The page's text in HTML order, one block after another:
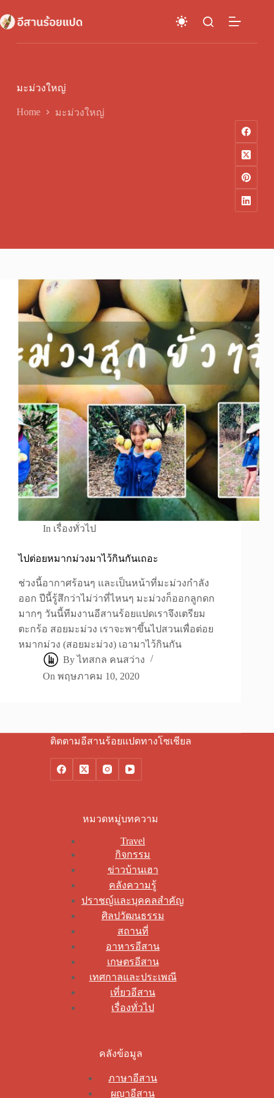
to
content
มะม่วงใหญ่
Home มะม่วงใหญ่
In เรื่องทั่วไป
ไปต่อยหมากม่วงมาไว้กินกันเถอะ
ช่วงนี้อากาศร้อนๆ และเป็นหน้าที่มะม่วงกำลัง
ออก ปีนี้รู้สึกว่าไม่ว่าที่ไหนๆ มะม่วงก็ออกลูกดก
มากๆ วันนี้ทีมงานอีสานร้อยแปดเราจึงเตรียม
ตะกร้อ สอยมะม่วง เราจะพาขึ้นไปสวนเพื่อต่อย
หมากม่วง (สอยมะม่วง) เอามาไว้กินกัน
By ไทสกล คนสว่าง
On พฤษภาคม 10, 2020
ติดตามอีสานร้อยแปดทางโซเชียล
หมวดหมู่บทความ
Travel
กิจกรรม
ข่าวบ้านเฮา
คลังความรู้
ปราชญ์และบุคคลสำคัญ
ศิลปวัฒนธรรม
สถานที่
อาหารอีสาน
เกษตรอีสาน
เทศกาลและประเพณี
เที่ยวอีสาน
เรื่องทั่วไป
คลังข้อมูล
ภาษาอีสาน
ผญาอีสาน